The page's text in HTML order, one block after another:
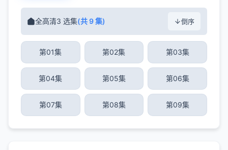
全高清3 选集(共 9 集) 倒序
第01集 第02集 第03集
第04集 第05集 第06集
第07集 第08集 第09集